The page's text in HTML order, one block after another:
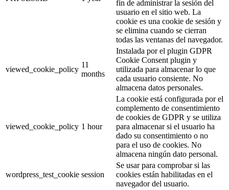
fin de administrar la sesión del
usuario en el sitio web. La
cookie es una cookie de sesión y
se elimina cuando se cierran
todas las ventanas del navegador.
viewed_cookie_policy
11
months
Instalada por el plugin GDPR
Cookie Consent plugin y
utilizada para almacenar lo que
cada usuario consiente. No
almacena datos personales.
viewed_cookie_policy 1 hour
La cookie está configurada por el
complemento de consentimiento
de cookies de GDPR y se utiliza
para almacenar si el usuario ha
dado su consentimiento o no
para el uso de cookies. No
almacena ningún dato personal.
wordpress_test_cookie session
Se usar para comprobar si las
cookies están habilitadas en el
navegador del usuario.